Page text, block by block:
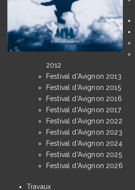
2012
Festival d'Avignon 2013
Festival d'Avignon 2015
Festival d'Avignon 2016
Festival d'Avignon 2017
Festival d'Avignon 2022
Festival d'Avignon 2023
Festival d'Avignon 2024
Festival d'Avignon 2025
Festival d'Avignon 2026
Travaux